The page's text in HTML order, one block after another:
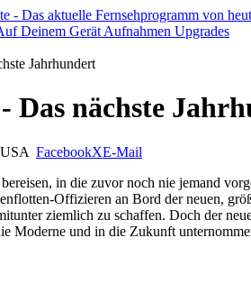
Deinem Gerät Aufnahmen Upgrades
Das nächste
USA FacebookXE-Mail
in die zuvor noch nie jemand
Offizieren an Bord der neuen,
ziemlich zu schaffen. Doch der
Moderne und in die Zukunft